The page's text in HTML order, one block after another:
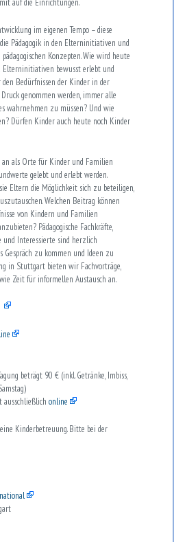
auf die Einrichtungen.
im eigenen Tempo – diese
Pädagogik in den Elterninitiativen und
Konzepten. Wie wird heute
bewusst erlebt und
Bedürfnissen der Kinder in der
genommen werden, immer alle
wahrnehmen zu müssen? Und wie
Dürfen Kinder auch heute noch Kinder
als Orte für Kinder und Familien
gelebt und erlebt werden.
Eltern die Möglichkeit sich zu beteiligen,
Welchen Beitrag können
von Kindern und Familien
Pädagogische Fachkräfte,
und Interessierte sind herzlich
zu kommen und Ideen zu
in Stuttgart bieten wir Fachvorträge,
Zeit für informellen Austausch an.
beträgt 90 € (inkl. Getränke, Imbiss,
ausschließlichonline
Kinderbetreuung. Bitte bei der